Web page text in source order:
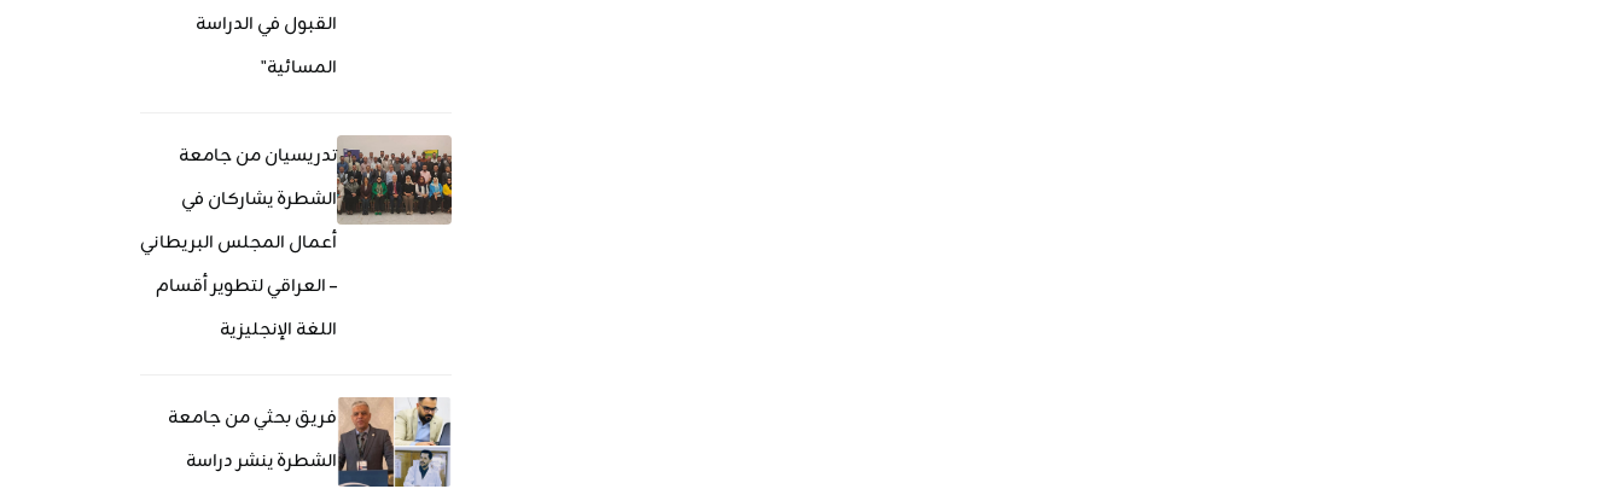
القبول في الدراسة
المسائية"
تدريسيان من جامعة
الشطرة يشاركان في
أعمال المجلس البريطاني
– العراقي لتطوير أقسام
اللغة الإنجليزية
فريق بحثي من جامعة
الشطرة ينشر دراسة